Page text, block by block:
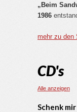
„Beim
1986
mehr zu den
CD's
Alle anzeigen
Schenk